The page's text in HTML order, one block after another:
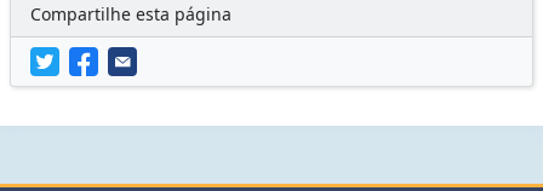
Compartilhe esta página